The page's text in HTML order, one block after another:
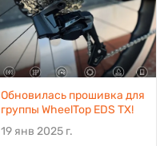
Обновилась прошивка для
группы WheelTop EDS TX!
19 янв 2025 г.